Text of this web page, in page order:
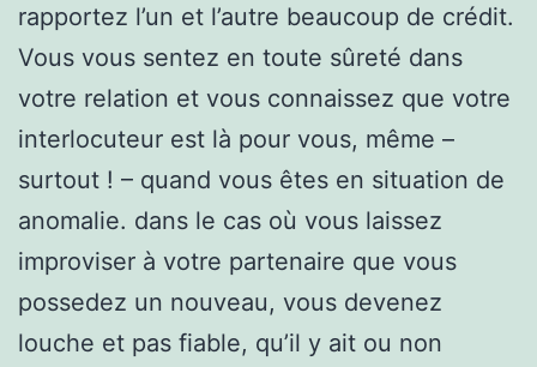
rapportez l’un et l’autre beaucoup de crédit.
Vous vous sentez en toute sûreté dans
votre relation et vous connaissez que votre
interlocuteur est là pour vous, même –
surtout ! – quand vous êtes en situation de
anomalie. dans le cas où vous laissez
improviser à votre partenaire que vous
possedez un nouveau, vous devenez
louche et pas fiable, qu’il y ait ou non